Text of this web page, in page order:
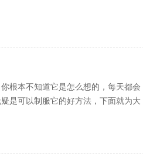
根本不知道它是怎么想的，每天都会
是可以制服它的好方法，下面就为大